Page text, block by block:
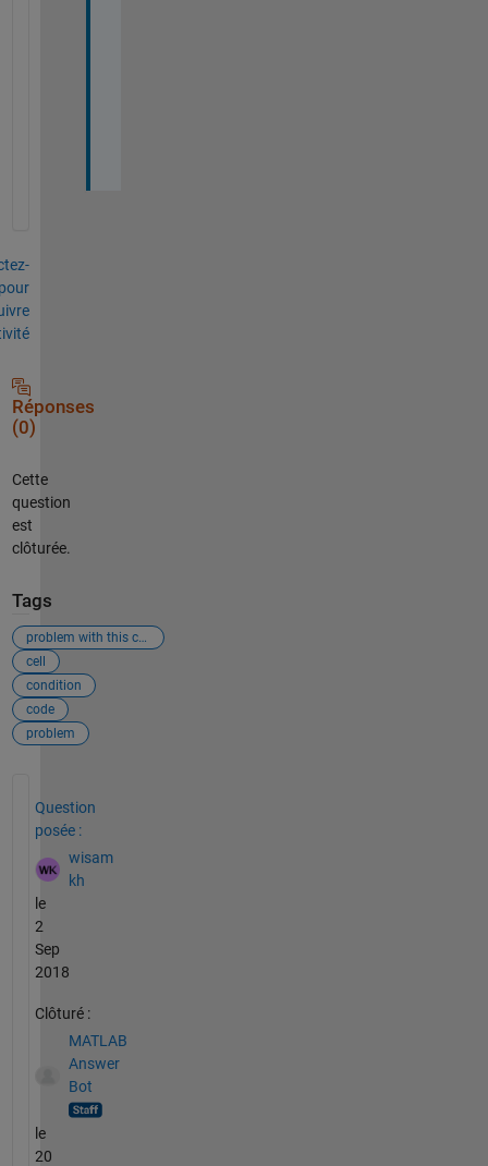
Réponses
(0)
Cette
question
est
clôturée.
Tags
problem with this code
cell
condition
code
problem
Question
posée :
wisam
kh
le
2
Sep
2018
Clôturé :
MATLAB
Answer
Bot
le
20